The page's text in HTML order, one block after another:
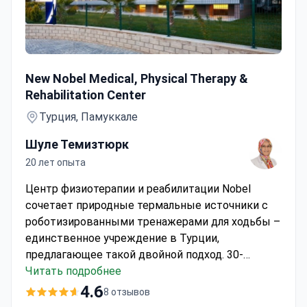
New Nobel Medical, Physical Therapy &
Rehabilitation Center
Турция, Памуккале
Шуле Темизтюрк
20 лет опыта
Центр физиотерапии и реабилитации Nobel
сочетает природные термальные источники с
роботизированными тренажерами для ходьбы –
единственное учреждение в Турции,
предлагающее такой двойной подход. 30-
дневная программа педиатрической
реабилитации стоит около 8 000 USD и обычно
Читать подробнее
4.68 отзывов